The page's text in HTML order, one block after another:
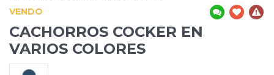
VENDO
CACHORROS COCKER EN
VARIOS COLORES